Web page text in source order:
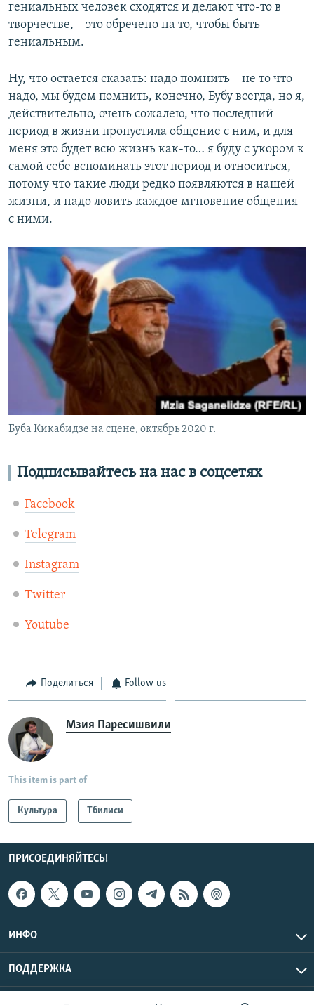
гениальных человек сходятся и делают что-то в
творчестве, – это обречено на то, чтобы быть
гениальным.
Ну, что остается сказать: надо помнить – не то что
надо, мы будем помнить, конечно, Бубу всегда, но я,
действительно, очень сожалею, что последний
период в жизни пропустила общение с ним, и для
меня это будет всю жизнь как-то… я буду с укором к
самой себе вспоминать этот период и относиться,
потому что такие люди редко появляются в нашей
жизни, и надо ловить каждое мгновение общения
с ними.
Буба Кикабидзе на сцене, октябрь 2020 г.
Подписывайтесь на нас в соцсетях
Facebook
Telegram
Instagram
Twitter
Youtube
Поделиться Follow us
Мзия Паресишвили
This item is part of
Культура Тбилиси
ПРИСОЕДИНЯЙТЕСЬ!
ИНФО
ПОДДЕРЖКА